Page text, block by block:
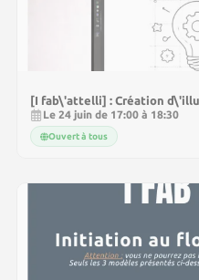
[I fab\'attelli] : Création
Le 24 juin de 17:00 à 18:30
Ouvert à tous